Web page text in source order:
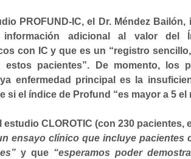
PROFUND-IC, el Dr. Méndez
información adicional al valor
con IC y que es un “registro
estos pacientes”.
De momento, los
enfermedad principal es la
si el índice de Profund “es mayor a 5 el
estudio CLOROTIC (con 230 pacientes,
ensayo clínico que incluye
y que “esperamos poder